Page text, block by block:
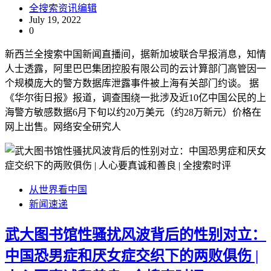
全搜索资讯编辑
July 19, 2022
0
新西兰全搜索中国新闻直播间，据新加坡联合早报消息，知情
人士透露，阿里巴巴集团控股有限公司的云计算部门高管因一
个规模庞大的警方数据库泄露事件被上海有关部门约谈。 据
《华尔街日报》报道，调查围绕一批涉及近10亿中国公民的上
海警方敏感数据6月下旬以约20万美元（约28万新元）价格在
网上出售。网络安全研究人
从世界看中国
新闻速递
武大图书馆性骚扰风波背后的性别对立：
中国恐男症和厌女症交织下的两败俱伤 |